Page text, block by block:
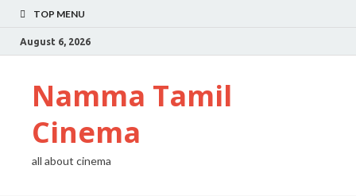
TOP MENU
August 6, 2026
Namma Tamil
Cinema
all about cinema